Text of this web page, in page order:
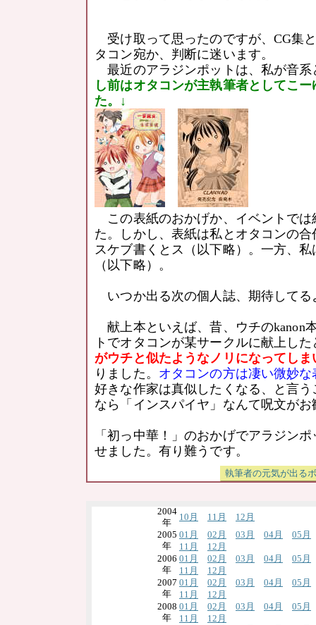
受け取って思ったのですが、CG集
タコン宛か、判断に迷います。
最近のアラジンポットは、私が音系
し前はオタコンが主執筆者としてこ
た。↓
この表紙のおかげか、イベントでは
た。しかし、表紙は私とオタコンの
スケブ書くとス（以下略）。一方、
（以下略）。
いつか出る次の個人誌、期待してる
献上本といえば、昔、ウチのkanon
トでオタコンが某サークルに献上し
がウチと似たようなノリになってしま
りました。 オタコンの方は凄い微妙な
好きな作家は真似したくなる、と言
なら「インスパイヤ」なんて呪文が
「初っ中華！」のおかげでアラジン
せました。有り難うです。
2004
年
10月 11月
12月
2005
年
01月 02月 03月 04月
05月
11月
12月
2006
年
01月 02月 03月 04月
05月
11月
12月
2007
年
01月 02月 03月 04月
05月
11月
12月
2008
年
01月 02月 03月 04月
05月
11月
12月